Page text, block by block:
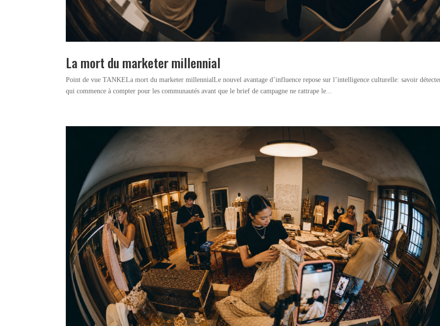
La mort du marketer millennial
Point de vue TANKELa mort du marketer millennialLe nouvel avantage d’influence repose sur l’intelligence culturelle: savoir
qui commence à compter pour les communautés avant que le brief de campagne ne rattrape le...